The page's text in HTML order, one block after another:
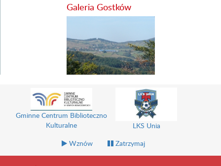
Galeria Gostków
Gminne Centrum Biblioteczno
Kulturalne
LKS Unia
Wznów
Zatrzymaj